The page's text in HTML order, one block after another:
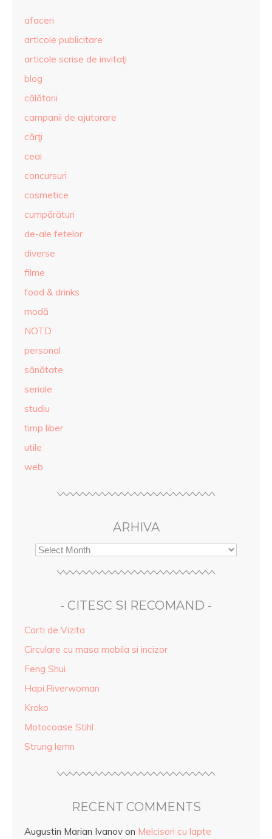
afaceri
articole publicitare
articole scrise de invitaţi
blog
călătorii
campanii de ajutorare
cărţi
ceai
concursuri
cosmetice
cumpărături
de-ale fetelor
diverse
filme
food & drinks
modă
NOTD
personal
sănătate
seriale
studiu
timp liber
utile
web
ARHIVA
- CITESC SI RECOMAND -
Carti de Vizita
Circulare cu masa mobila si incizor
Feng Shui
Hapi.Riverwoman
Kroko
Motocoase Stihl
Strung lemn
RECENT COMMENTS
Augustin Marian Ivanov on Melcisori cu lapte